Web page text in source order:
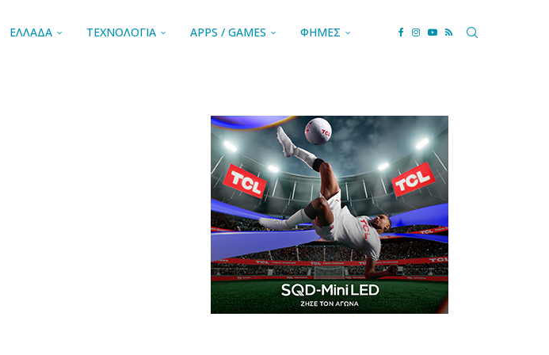
ΕΛΛΑΔΑ ΤΕΧΝΟΛΟΓΙΑ APPS / GAMES ΦΗΜΕΣ